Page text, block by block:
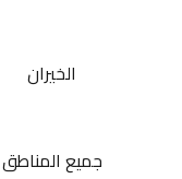
الخيران
جميع المناطق